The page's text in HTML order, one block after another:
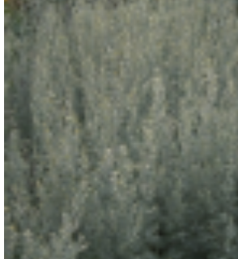
Absintalsem
Artemisia absinthium